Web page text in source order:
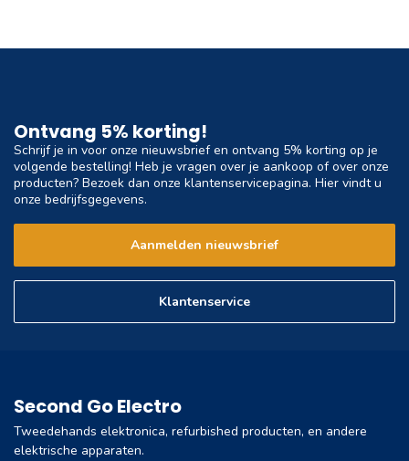
Ontvang 5% korting!
Schrijf je in voor onze nieuwsbrief en ontvang 5% korting op je
volgende bestelling! Heb je vragen over je aankoop of over onze
producten? Bezoek dan onze klantenservicepagina. Hier vindt u
onze bedrijfsgegevens.
Aanmelden nieuwsbrief
Klantenservice
Second Go Electro
Tweedehands elektronica, refurbished producten, en andere
elektrische apparaten.